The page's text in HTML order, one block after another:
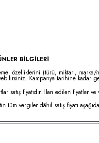
BİLGİLERİ
özelliklerini (türü, miktarı, marka/
Kampanya tarihine kadar
satış fiyatıdır. İlan edilen
tüm vergiler dâhil satış fiyatı